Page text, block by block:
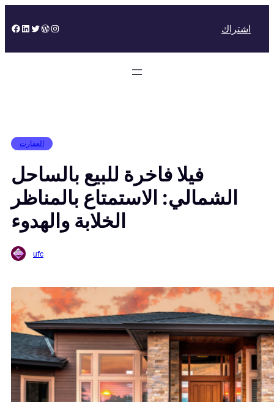
to
Facebook
LinkedIn
Twitter
WordPress
Instagram اشتراك
العقارت
فيلا فاخرة للبيع بالساحل
الشمالي: الاستمتاع بالمناظر
الخلابة والهدوء
ufc